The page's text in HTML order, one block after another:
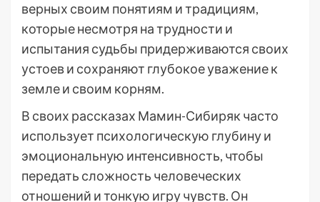
верных своим понятиям и традициям,
которые несмотря на трудности и
испытания судьбы придерживаются своих
устоев и сохраняют глубокое уважение к
земле и своим корням.
В своих рассказах Мамин-Сибиряк часто
использует психологическую глубину и
эмоциональную интенсивность, чтобы
передать сложность человеческих
отношений и тонкую игру чувств. Он